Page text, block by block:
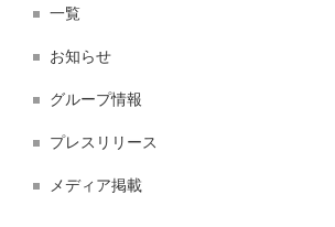
一覧
お知らせ
グループ情報
プレスリリース
メディア掲載